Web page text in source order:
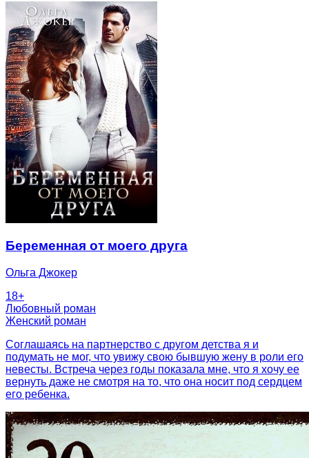
Беременная от моего друга
Ольга Джокер
18+
Любовный роман
Женский роман
Соглашаясь на партнерство с другом детства я и
подумать не мог, что увижу свою бывшую жену в роли его
невесты. Встреча через годы показала мне, что я хочу ее
вернуть даже не смотря на то, что она носит под сердцем
его ребенка.